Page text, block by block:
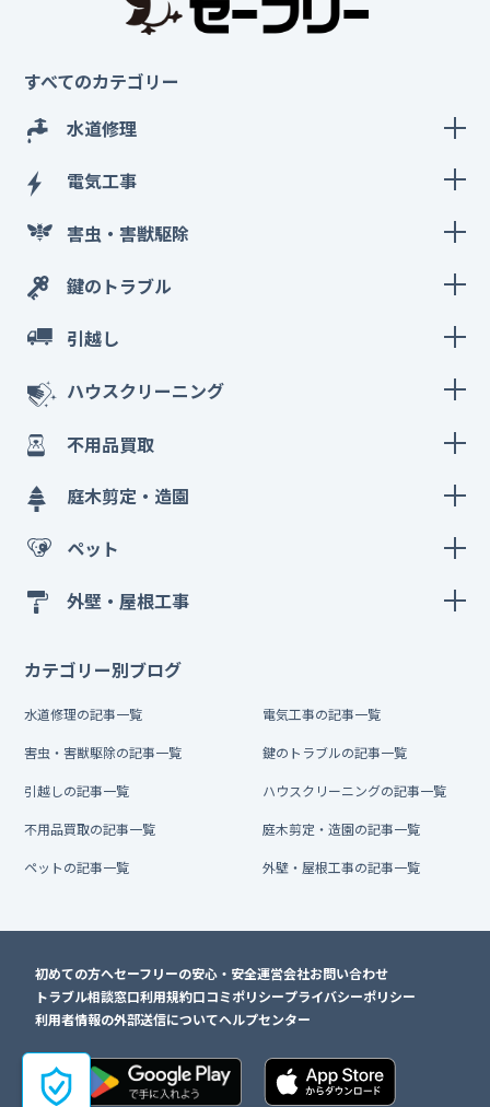
すべてのカテゴリー
水道修理
電気工事
害虫・害獣駆除
鍵のトラブル
引越し
ハウスクリーニング
不用品買取
庭木剪定・造園
ペット
外壁・屋根工事
カテゴリー別ブログ
水道修理の記事一覧 電気工事の記事一覧
害虫・害獣駆除の記事一覧 鍵のトラブルの記事一覧
引越しの記事一覧 ハウスクリーニングの記事一覧
不用品買取の記事一覧 庭木剪定・造園の記事一覧
ペットの記事一覧 外壁・屋根工事の記事一覧
初めての方へセーフリーの安心・安全運営会社お問い合わせ
トラブル相談窓口利用規約口コミポリシープライバシーポリシー
利用者情報の外部送信についてヘルプセンター